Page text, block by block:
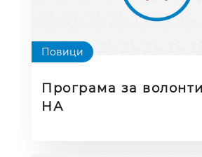
Повици
Програма за
НА